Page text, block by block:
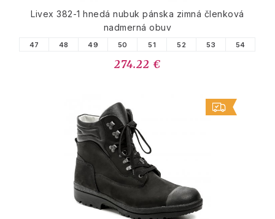
Livex 382-1 hnedá nubuk pánska zimná členková
nadmerná obuv
47 48 49 50 51 52 53 54
274.22 €